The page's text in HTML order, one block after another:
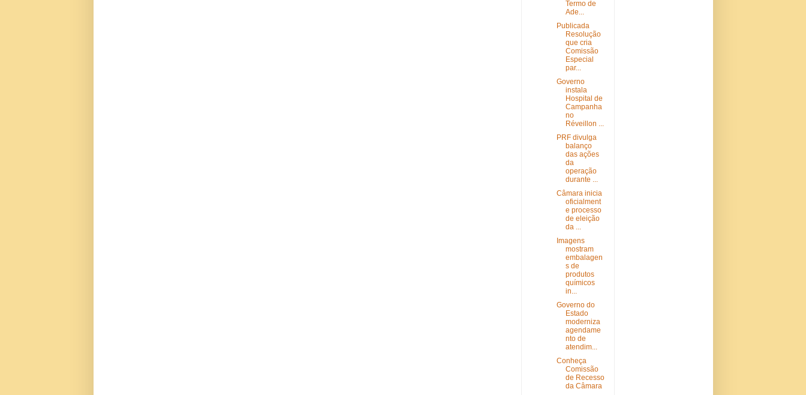
Termo de
Ade...
Publicada
Resolução
que cria
Comissão
Especial
par...
Governo
instala
Hospital de
Campanha
no
Réveillon ...
PRF divulga
balanço
das ações
da
operação
durante ...
Câmara inicia
oficialment
e processo
de eleição
da ...
Imagens
mostram
embalagen
s de
produtos
químicos
in...
Governo do
Estado
moderniza
agendame
nto de
atendim...
Conheça
Comissão
de Recesso
da Câmara